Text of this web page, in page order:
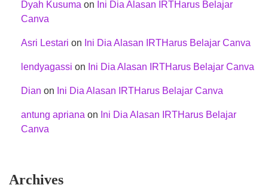
Dyah Kusuma on Ini Dia Alasan IRTHarus Belajar
Canva
Asri Lestari on Ini Dia Alasan IRTHarus Belajar Canva
lendyagassi on Ini Dia Alasan IRTHarus Belajar Canva
Dian on Ini Dia Alasan IRTHarus Belajar Canva
antung apriana on Ini Dia Alasan IRTHarus Belajar
Canva
Archives